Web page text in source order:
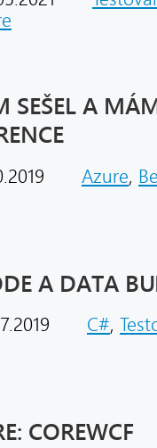
SEŠEL A
Azure,
A DATA
C#,
COREWCF